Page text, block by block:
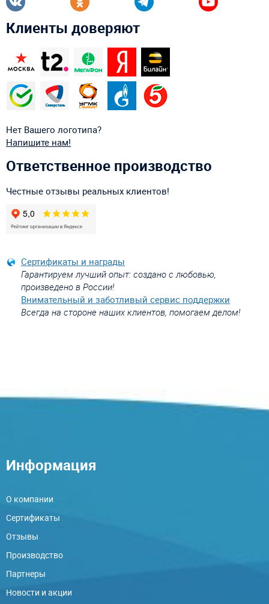
Клиенты доверяют
Нет Вашего логотипа?
Напишите нам!
Ответственное производство
Честные отзывы реальных клиентов!
Сертификаты и награды
Гарантируем лучший опыт: создано с любовью,
произведено в России!
Внимательный и заботливый сервис поддержки
Всегда на стороне наших клиентов, помогаем делом!
Информация
О компании
Сертификаты
Отзывы
Производство
Партнеры
Новости и акции